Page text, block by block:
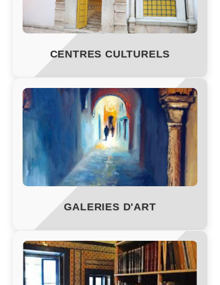
CENTRES CULTURELS
GALERIES D'ART